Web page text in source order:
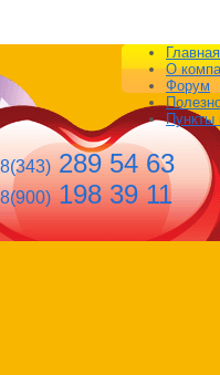
Главная
О
Форум
Пункты
8(343)289 54 63
8(900)198 39 11